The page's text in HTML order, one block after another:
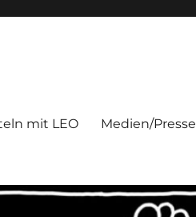
mit LEO Medien/Presse